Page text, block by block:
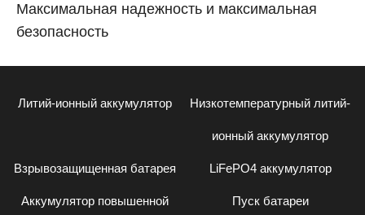
Максимальная надежность и максимальная
безопасность
Литий-ионный аккумулятор Низкотемпературный литий-
ионный аккумулятор
Взрывозащищенная батарея LiFePO4 аккумулятор
Аккумулятор повышенной Пуск батареи